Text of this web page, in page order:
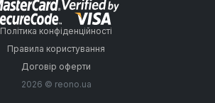
Політика конфіденційності
Правила користування
Договір оферти
2026 © reono.ua